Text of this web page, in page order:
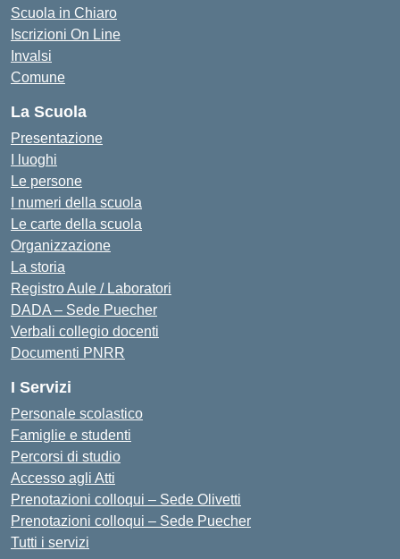
Scuola in Chiaro
Iscrizioni On Line
Invalsi
Comune
La Scuola
Presentazione
I luoghi
Le persone
I numeri della scuola
Le carte della scuola
Organizzazione
La storia
Registro Aule / Laboratori
DADA – Sede Puecher
Verbali collegio docenti
Documenti PNRR
I Servizi
Personale scolastico
Famiglie e studenti
Percorsi di studio
Accesso agli Atti
Prenotazioni colloqui – Sede Olivetti
Prenotazioni colloqui – Sede Puecher
Tutti i servizi